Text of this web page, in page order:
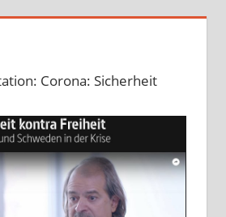
Corona: Sicherheit